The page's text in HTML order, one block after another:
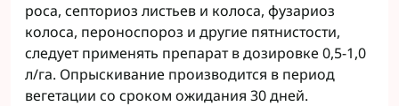
роса, септориоз листьев и колоса, фузариоз
колоса, пероноспороз и другие пятнистости,
следует применять препарат в дозировке 0,5-1,0
л/га. Опрыскивание производится в период
вегетации со сроком ожидания 30 дней.